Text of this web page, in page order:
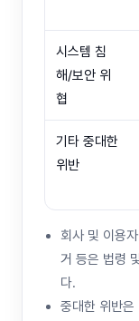
시스템 침
해/보안 위
협
기타 중대한
위반
회사 및 이용
거 등은 법령
다.
중대한 위반은